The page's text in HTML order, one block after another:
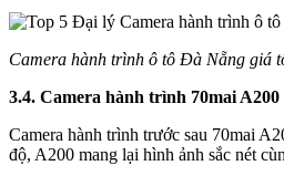
Camera hành trình ô tô Đà Nẵng giá
3.4. Camera hành trình 70mai A200
Camera hành trình trước sau 70mai
độ, A200 mang lại hình ảnh sắc nét